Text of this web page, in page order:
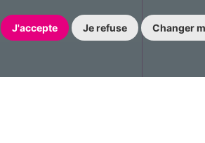
J'accepte Je refuse Changer